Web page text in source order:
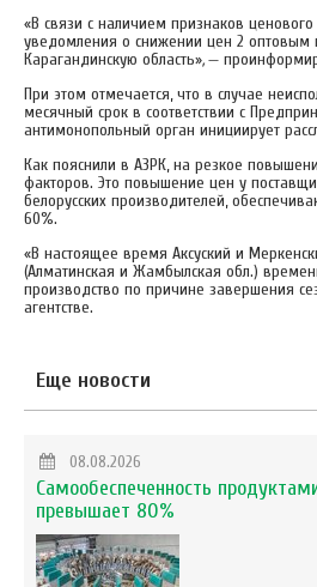
«В связи с наличием признаков
уведомления о снижении цен 2 оптовым
Карагандинскую область»,—
При этом отмечается, что в случае
месячный срок в соответствии с
антимонопольный орган инициирует
Как пояснили в АЗРК, на резкое
факторов. Это повышение цен у
белорусских производителей,
60%.
«В настоящее время Аксуский и
(Алматинская и Жамбылская обл.)
производство по причине завершения
агентстве.
Еще новости
08.08.2026
Самообеспеченность
превышает 80%